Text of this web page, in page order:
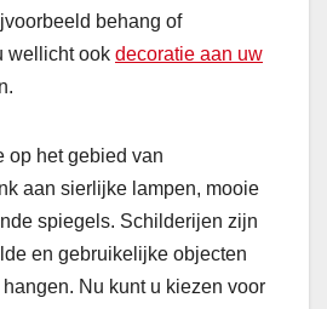
behang of
wellicht ook decoratie aan uw
op het gebied van
aan sierlijke lampen, mooie
spiegels. Schilderijen zijn
en gebruikelijke objecten
Nu kunt u kiezen voor